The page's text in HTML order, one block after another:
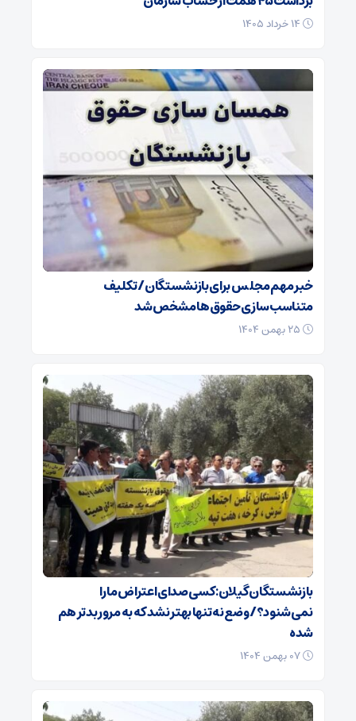
خبر مهم مجلس برای بازنشستگان/ تکلیف
متناسب‌سازی حقوق‌ها مشخص شد
بازنشستگان گیلان: کسی صدای اعتراض ما را
نمی‌شنود؟/ وضع نه تنها بهتر نشد که به مرور بدتر هم
شده